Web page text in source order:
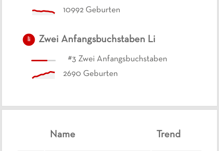
10992 Geburten
li Zwei Anfangsbuchstaben Li
#3 Zwei Anfangsbuchstaben
2690 Geburten
Name Trend